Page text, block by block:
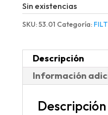
Sin existencias
SKU:53.01 Categoría:
Descripción
Información
Descripción